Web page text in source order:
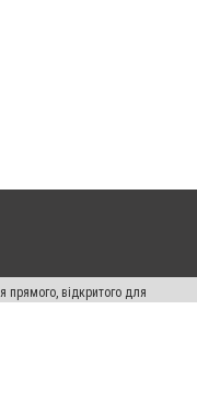
прямого, відкритого для